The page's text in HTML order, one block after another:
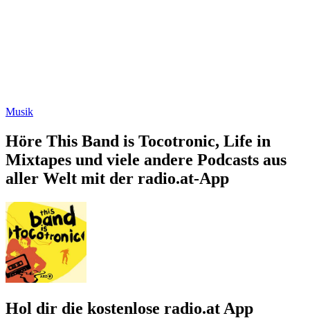
Musik
Höre This Band is Tocotronic, Life in
Mixtapes und viele andere Podcasts aus
aller Welt mit der radio.at-App
Hol dir die kostenlose radio.at App